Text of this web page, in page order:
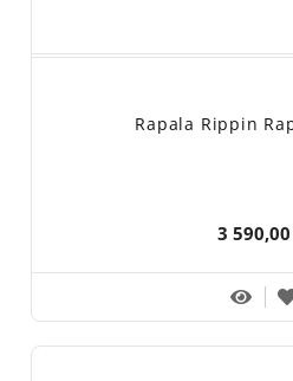
Rapala Rippin
3